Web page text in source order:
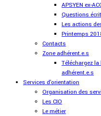
APSYEN ex-
Questions
Les actions
Printemps
Contacts
Zone adhérent.e.s
Téléchargez
adhérent.e.s
Services d'orientation
Organisation des
Les CIO
Le métier